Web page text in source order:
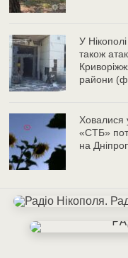
У
також
райони
Ховалися
«СТБ»
на